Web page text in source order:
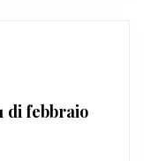
di febbraio